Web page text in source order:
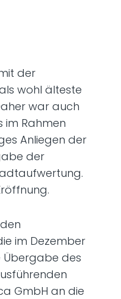
der
wohl älteste
war auch
Rahmen
Anliegen der
der
im Dezember
Übergabe des
GmbH an die